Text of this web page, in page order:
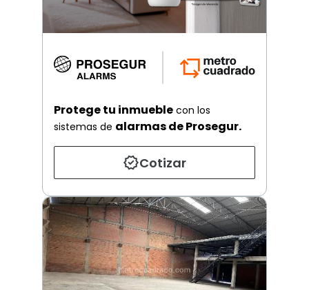
Protege tu inmueble con los
sistemas de alarmas de Prosegur.
Cotizar